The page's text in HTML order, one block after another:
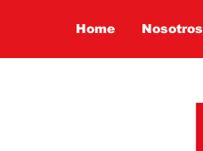
Home Nosotros